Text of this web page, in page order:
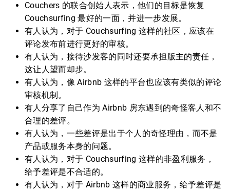
Couchers 的联合创始人表示，他们的目标是恢复
Couchsurfing 最好的一面，并进一步发展。
有人认为，对于 Couchsurfing 这样的社区，应该在
评论发布前进行更好的审核。
有人认为，接待沙发客的同时还要承担版主的责任，
这让人望而却步。
有人认为，像 Airbnb 这样的平台也应该有类似的评论
审核机制。
有人分享了自己作为 Airbnb 房东遇到的奇怪客人和不
合理的差评。
有人认为，一些差评是出于个人的奇怪理由，而不是
产品或服务本身的问题。
有人认为，对于 Couchsurfing 这样的非盈利服务，
给予差评是不合适的。
有人认为，对于 Airbnb 这样的商业服务，给予差评是